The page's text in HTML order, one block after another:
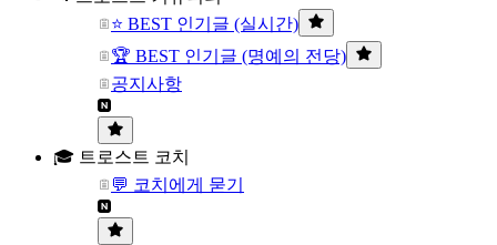
⭐ BEST 인기글 (실시간)
🏆 BEST 인기글 (명예의 전당)
공지사항
🎓 트로스트 코치
💬 코치에게 묻기